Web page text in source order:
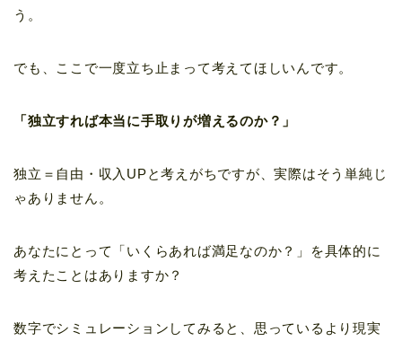
う。
でも、ここで一度立ち止まって考えてほしいんです。
「独立すれば本当に手取りが増えるのか？」
独立＝自由・収入UPと考えがちですが、実際はそう単純じ
ゃありません。
あなたにとって「いくらあれば満足なのか？」を具体的に
考えたことはありますか？
数字でシミュレーションしてみると、思っているより現実